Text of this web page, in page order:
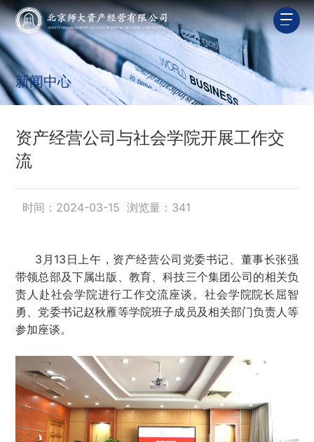
新闻中心
资产经营公司与社会学院开展工作交
流
时间：2024-03-15 浏览量： 341
3月13日上午，资产经营公司党委书记、董事长张强
带领总部及下属出版、教育、科技三个集团公司的相关负
责人赴社会学院进行工作交流座谈。社会学院院长屈智
勇、党委书记赵秋雁等学院班子成员及相关部门负责人等
参加座谈。